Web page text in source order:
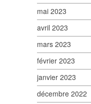
mai 2023
avril 2023
mars 2023
février 2023
janvier 2023
décembre 2022